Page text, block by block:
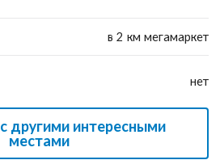
в 2 км мегамаркет
нет
другими интересными
местами